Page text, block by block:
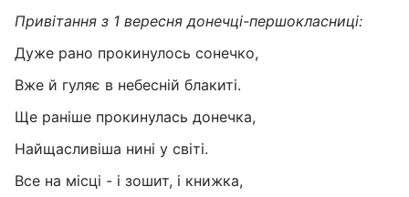
Привітання з 1 вересня донечці-першокласниці:
Дуже рано прокинулось сонечко,
Вже й гуляє в небесній блакиті.
Ще раніше прокинулась донечка,
Найщасливіша нині у світі.
Все на місці - і зошит, і книжка,